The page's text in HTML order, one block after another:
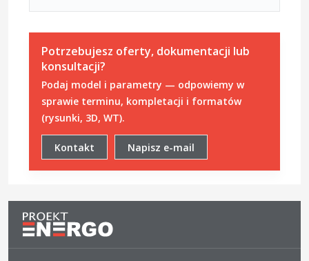
Potrzebujesz oferty, dokumentacji lub
konsultacji?
Podaj model i parametry — odpowiemy w
sprawie terminu, kompletacji i formatów
(rysunki, 3D, WT).
Kontakt Napisz e-mail